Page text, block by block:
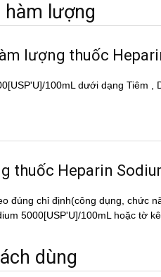
hàm lượng
lượng thuốc
100mL dưới dạng Tiêm ,
thuốc Heparin
đúng chỉ định(công dụng, chức
5000[USP'U]/100mL hoặc tờ
dùng